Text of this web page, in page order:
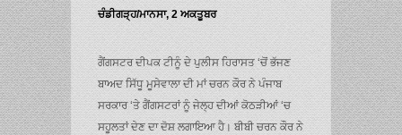
ਚੰਡੀਗੜ੍ਹ/ਮਾਨਸਾ, 2 ਅਕਤੂਬਰ
ਗੈਂਗਸਟਰ ਦੀਪਕ ਟੀਨੂੰ ਦੇ ਪੁਲੀਸ ਹਿਰਾਸਤ ‘ਚੋਂ ਭੱਜਣ
ਬਾਅਦ ਸਿੱਧੂ ਮੂਸੇਵਾਲਾ ਦੀ ਮਾਂ ਚਰਨ ਕੌਰ ਨੇ ਪੰਜਾਬ
ਸਰਕਾਰ ‘ਤੇ ਗੈਂਗਸਟਰਾਂ ਨੂੰ ਜੇਲ੍ਹ ਦੀਆਂ ਕੋਠੜੀਆਂ ‘ਚ
ਸਹੂਲਤਾਂ ਦੇਣ ਦਾ ਦੋਸ਼ ਲਗਾਇਆ ਹੈ। ਬੀਬੀ ਚਰਨ ਕੌਰ ਨੇ